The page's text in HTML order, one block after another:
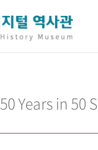
50 Years in 50